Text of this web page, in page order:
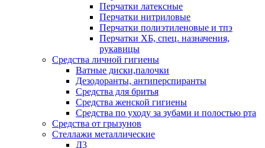
Перчатки латексные
Перчатки нитриловые
Перчатки полиэтиленовые и тпэ
Перчатки ХБ, спец. назначения,
рукавицы
Средства личной гигиены
Ватные диски,палочки
Дезодоранты, антиперспиранты
Средства для бритья
Средства женской гигиены
Средства по уходу за зубами и полостью рта
Средства от грызунов
Стеллажи металлические
Д3